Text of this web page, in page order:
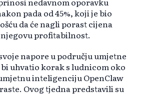
pada od 45%, koji je bio
da će nagli porast cijena
profitabilnost.
napore u području umjetne
uhvatio korak s ludnicom oko
inteligenciju OpenClaw
Ovog tjedna predstavili su